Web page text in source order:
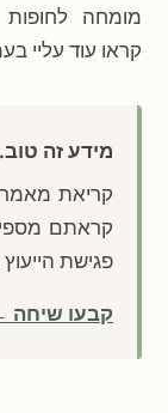
קראו עוד עליי
מידע זה
קריאת
קראתם
פגישת
קבעו שיחה